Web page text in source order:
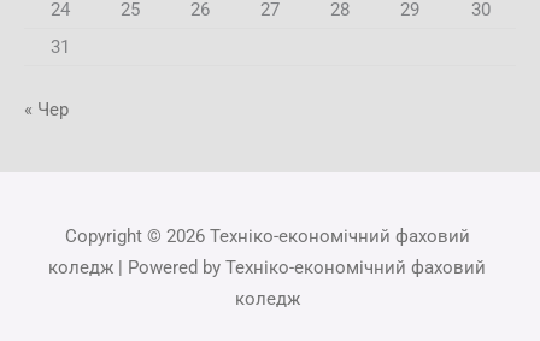
24
25 26 27 28 29
30
31
« Чер
Copyright © 2026 Техніко-економічний фаховий
коледж | Powered by Техніко-економічний фаховий
коледж